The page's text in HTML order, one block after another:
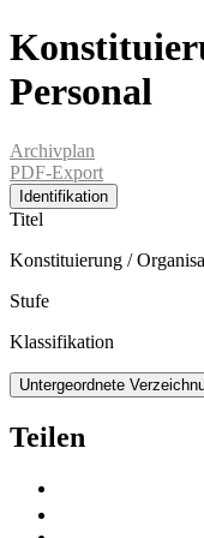
Personal
Archivplan
PDF-Export
Identifikation
Titel
Konstituierung /
Stufe
Klassifikation
Untergeordnete
Teilen